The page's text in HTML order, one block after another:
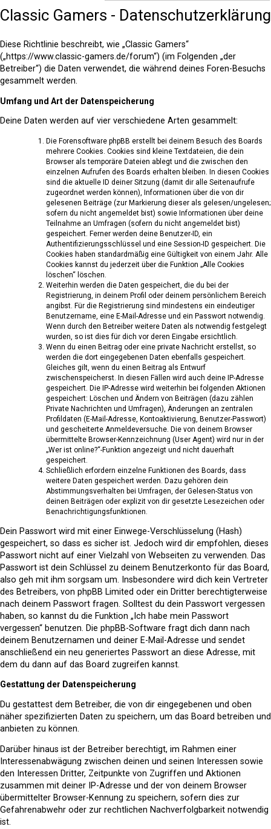
Classic Gamers - Datenschutzerklärung
Diese Richtlinie beschreibt, wie „Classic Gamers“
(„https://www.classic-gamers.de/forum“) (im Folgenden „der
Betreiber“) die Daten verwendet, die während deines Foren-Besuchs
gesammelt werden.
Umfang und Art der Datenspeicherung
Deine Daten werden auf vier verschiedene Arten gesammelt:
Die Forensoftware phpBB erstellt bei deinem Besuch des Boards
mehrere Cookies. Cookies sind kleine Textdateien, die dein
Browser als temporäre Dateien ablegt und die zwischen den
einzelnen Aufrufen des Boards erhalten bleiben. In diesen Cookies
sind die aktuelle ID deiner Sitzung (damit dir alle Seitenaufrufe
zugeordnet werden können), Informationen über die von dir
gelesenen Beiträge (zur Markierung dieser als gelesen/ungelesen;
sofern du nicht angemeldet bist) sowie Informationen über deine
Teilnahme an Umfragen (sofern du nicht angemeldet bist)
gespeichert. Ferner werden deine Benutzer-ID, ein
Authentifizierungsschlüssel und eine Session-ID gespeichert. Die
Cookies haben standardmäßig eine Gültigkeit von einem Jahr. Alle
Cookies kannst du jederzeit über die Funktion „Alle Cookies
löschen“ löschen.
Weiterhin werden die Daten gespeichert, die du bei der
Registrierung, in deinem Profil oder deinem persönlichem Bereich
angibst. Für die Registrierung sind mindestens ein eindeutiger
Benutzername, eine E-Mail-Adresse und ein Passwort notwendig.
Wenn durch den Betreiber weitere Daten als notwendig festgelegt
wurden, so ist dies für dich vor deren Eingabe ersichtlich.
Wenn du einen Beitrag oder eine private Nachricht erstellst, so
werden die dort eingegebenen Daten ebenfalls gespeichert.
Gleiches gilt, wenn du einen Beitrag als Entwurf
zwischenspeicherst. In diesen Fällen wird auch deine IP-Adresse
gespeichert. Die IP-Adresse wird weiterhin bei folgenden Aktionen
gespeichert: Löschen und Ändern von Beiträgen (dazu zählen
Private Nachrichten und Umfragen), Änderungen an zentralen
Profildaten (E-Mail-Adresse, Kontoaktivierung, Benutzer-Passwort)
und gescheiterte Anmeldeversuche. Die von deinem Browser
übermittelte Browser-Kennzeichnung (User Agent) wird nur in der
„Wer ist online?“-Funktion angezeigt und nicht dauerhaft
gespeichert.
Schließlich erfordern einzelne Funktionen des Boards, dass
weitere Daten gespeichert werden. Dazu gehören dein
Abstimmungsverhalten bei Umfragen, der Gelesen-Status von
deinen Beiträgen oder explizit von dir gesetzte Lesezeichen oder
Benachrichtigungsfunktionen.
Dein Passwort wird mit einer Einwege-Verschlüsselung (Hash)
gespeichert, so dass es sicher ist. Jedoch wird dir empfohlen, dieses
Passwort nicht auf einer Vielzahl von Webseiten zu verwenden. Das
Passwort ist dein Schlüssel zu deinem Benutzerkonto für das Board,
also geh mit ihm sorgsam um. Insbesondere wird dich kein Vertreter
des Betreibers, von phpBB Limited oder ein Dritter berechtigterweise
nach deinem Passwort fragen. Solltest du dein Passwort vergessen
haben, so kannst du die Funktion „Ich habe mein Passwort
vergessen“ benutzen. Die phpBB-Software fragt dich dann nach
deinem Benutzernamen und deiner E-Mail-Adresse und sendet
anschließend ein neu generiertes Passwort an diese Adresse, mit
dem du dann auf das Board zugreifen kannst.
Gestattung der Datenspeicherung
Du gestattest dem Betreiber, die von dir eingegebenen und oben
näher spezifizierten Daten zu speichern, um das Board betreiben und
anbieten zu können.
Darüber hinaus ist der Betreiber berechtigt, im Rahmen einer
Interessenabwägung zwischen deinen und seinen Interessen sowie
den Interessen Dritter, Zeitpunkte von Zugriffen und Aktionen
zusammen mit deiner IP-Adresse und der von deinem Browser
übermittelter Browser-Kennung zu speichern, sofern dies zur
Gefahrenabwehr oder zur rechtlichen Nachverfolgbarkeit notwendig
ist.